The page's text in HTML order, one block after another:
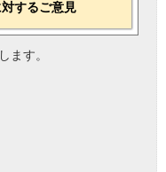
するご意見
ます。